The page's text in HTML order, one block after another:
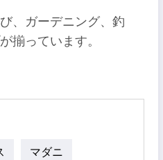
、ガーデニング、釣
揃っています。
マダニ